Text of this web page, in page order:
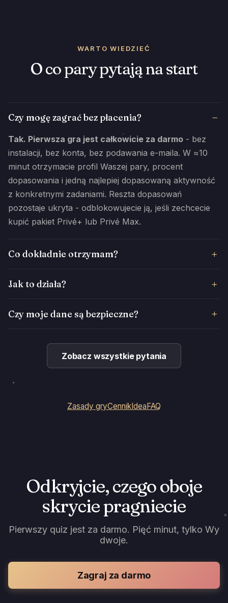
WARTO WIEDZIEĆ
O co pary pytają na start
Czy mogę zagrać bez płacenia?
Tak. Pierwsza gra jest całkowicie za darmo - bez
instalacji, bez konta, bez podawania e-maila. W ≈10
minut otrzymacie profil Waszej pary, procent
dopasowania i jedną najlepiej dopasowaną aktywność
z konkretnymi zadaniami. Reszta dopasowań
pozostaje ukryta - odblokowujecie ją, jeśli zechcecie
kupić pakiet Privé+ lub Privé Max.
Co dokładnie otrzymam?
Jak to działa?
Czy moje dane są bezpieczne?
Zobacz wszystkie pytania
Zasady gryCennik Idea FAQ
Odkryjcie, czego oboje
skrycie pragniecie
Pierwszy quiz jest za darmo. Pięć minut, tylko Wy
dwoje.
Zagraj za darmo